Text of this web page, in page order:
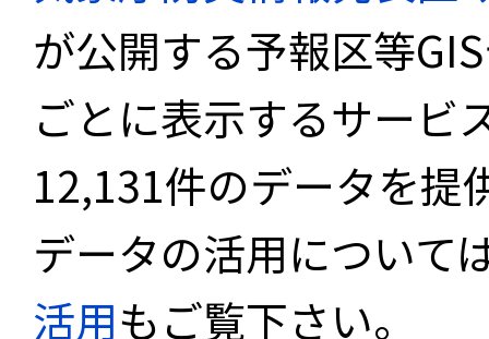
が公開する予報区等
ごとに表示するサービ
12,131件のデータを提
データの活用について
活用もご覧下さい。